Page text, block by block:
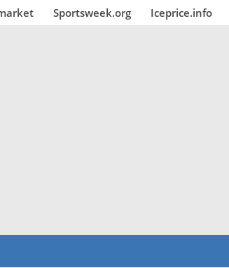
Sportsweek.org Iceprice.info